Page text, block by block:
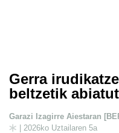
Gerra
beltzetik
Garazi Izagirre Aiestaran
| 2026ko Uztailaren 5a